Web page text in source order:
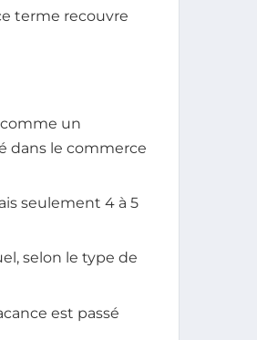
terme recouvre
un
dans le commerce
seulement 4 à 5
selon le type de
est passé